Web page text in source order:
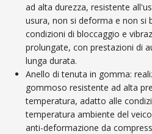
ad alta durezza, resistente
usura, non si deforma e non si
condizioni di bloccaggio e
prolungate, con prestazioni di
lunga durata.
Anello di tenuta in gomma:
gommoso resistente ad alta
temperatura, adatto alle
temperatura ambiente del
anti-deformazione da